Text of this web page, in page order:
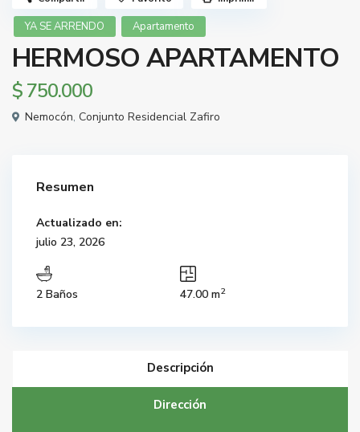
YA SE ARRENDO Apartamento
HERMOSO APARTAMENTO
$ 750.000
Nemocón, Conjunto Residencial Zafiro
Resumen
Actualizado en:
julio 23, 2026
2 Baños 47.00 m2
Descripción
Dirección